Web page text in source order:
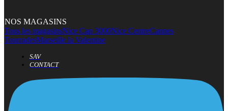
NOS MAGASINS
Tous les magasinsNice Cap 3000Nice CentreCannes
TourradesMarseille la Valentine
SAV
CONTACT